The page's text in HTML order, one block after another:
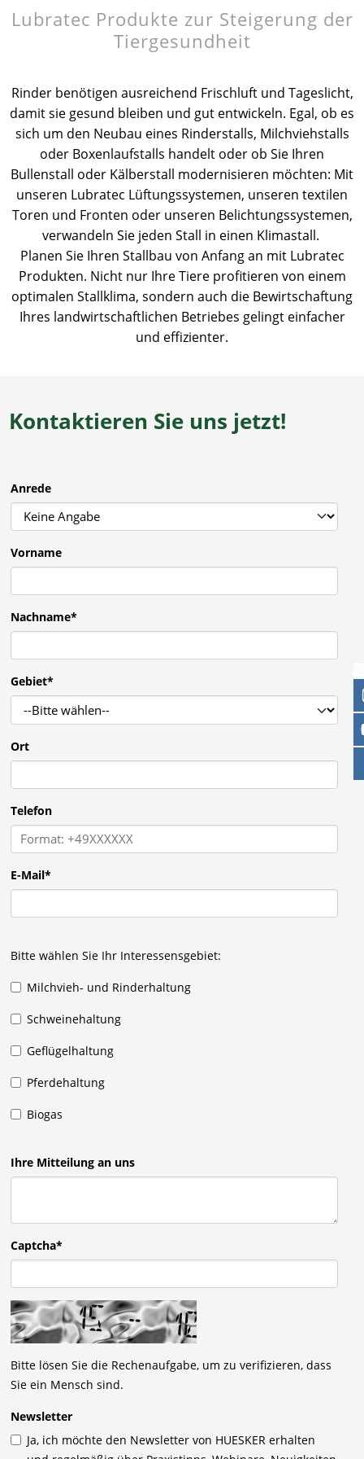
Ansprechpartner weltweit
Lubratec Produkte zur Steigerung der
Tiergesundheit
Rinder benötigen ausreichend Frischluft und Tageslicht,
damit sie gesund bleiben und gut entwickeln. Egal, ob es
sich um den Neubau eines Rinderstalls, Milchviehstalls
oder Boxenlaufstalls handelt oder ob Sie Ihren
Bullenstall oder Kälberstall modernisieren möchten: Mit
unseren Lubratec Lüftungssystemen, unseren textilen
Toren und Fronten oder unseren Belichtungssystemen,
verwandeln Sie jeden Stall in einen Klimastall.
Planen Sie Ihren Stallbau von Anfang an mit Lubratec
Produkten. Nicht nur Ihre Tiere profitieren von einem
optimalen Stallklima, sondern auch die Bewirtschaftung
Ihres landwirtschaftlichen Betriebes gelingt einfacher
und effizienter.
Kontaktieren Sie uns jetzt!
Anrede
Vorname
Nachname*
Gebiet*
Ort
Telefon
E-Mail*
Bitte wählen Sie Ihr Interessensgebiet:
Milchvieh- und Rinderhaltung
Schweinehaltung
Geflügelhaltung
Pferdehaltung
Biogas
Ihre Mitteilung an uns
Captcha*
Bitte lösen Sie die Rechenaufgabe, um zu verifizieren, dass
Sie ein Mensch sind.
Newsletter
Ja, ich möchte den Newsletter von HUESKER erhalten